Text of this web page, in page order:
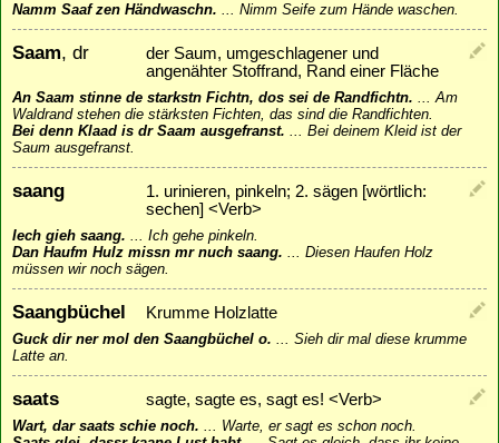
Namm Saaf zen Händwaschn. ... Nimm Seife zum Hände waschen.
Saam, dr
der Saum, umgeschlagener und
angenähter Stoffrand, Rand einer Fläche
An Saam stinne de starkstn Fichtn, dos sei de Randfichtn. ...Am
Waldrand stehen die stärksten Fichten, das sind die Randfichten.
Bei denn Klaad is dr Saam ausgefranst. ... Bei deinem Kleid ist der
Saum ausgefranst.
saang
1. urinieren, pinkeln; 2. sägen [wörtlich:
sechen] <Verb>
Iech gieh saang. ... Ich gehe pinkeln.
Dan Haufm Hulz missn mr nuch saang. ... Diesen Haufen Holz
müssen wir noch sägen.
Saangbüchel Krumme Holzlatte
Guck dir ner mol den Saangbüchel o. ... Sieh dir mal diese krumme
Latte an.
saats sagte, sagte es, sagt es! <Verb>
Wart, dar saats schie noch. ... Warte, er sagt es schon noch.